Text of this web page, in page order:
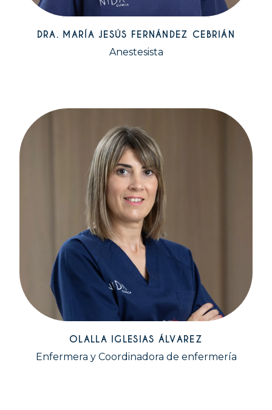
DRA. MARÍA JESÚS FERNÁNDEZ CEBRIÁN
Anestesista
OLALLA IGLESIAS ÁLVAREZ
Enfermera y Coordinadora de enfermería